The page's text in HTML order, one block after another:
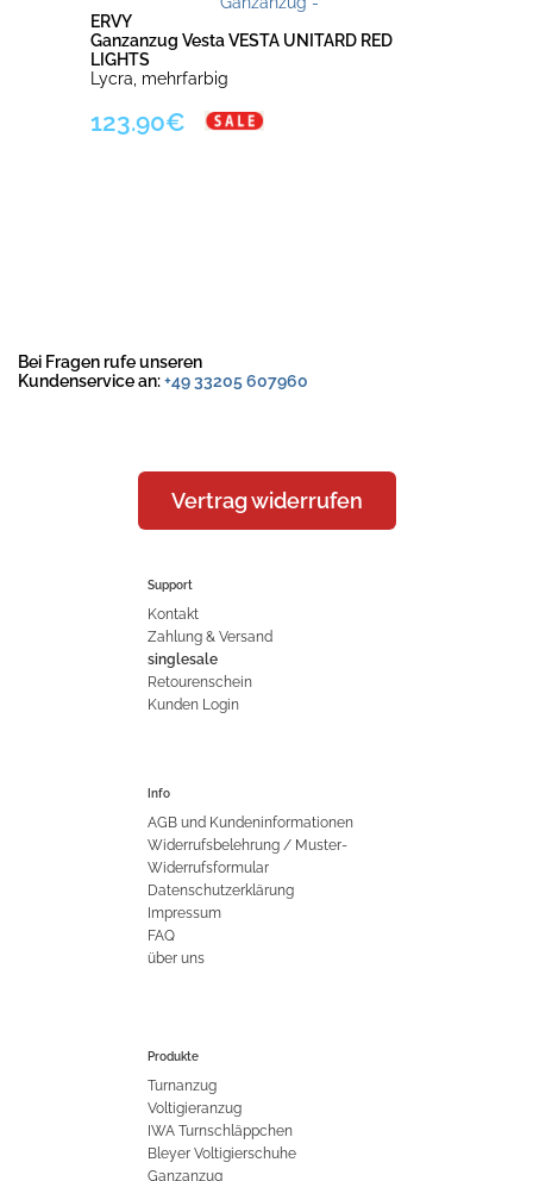
ERVY
Ganzanzug Vesta VESTA UNITARD RED
LIGHTS
Lycra, mehrfarbig
123.90€
Bei Fragen rufe unseren
Kundenservice an:+49 33205 607960
Vertrag widerrufen
Support
Kontakt
Zahlung & Versand
singlesale
Retourenschein
Kunden Login
Info
AGB und Kundeninformationen
Widerrufsbelehrung / Muster-
Widerrufsformular
Datenschutzerklärung
Impressum
FAQ
über uns
Produkte
Turnanzug
Voltigieranzug
IWA Turnschläppchen
Bleyer Voltigierschuhe
Ganzanzug